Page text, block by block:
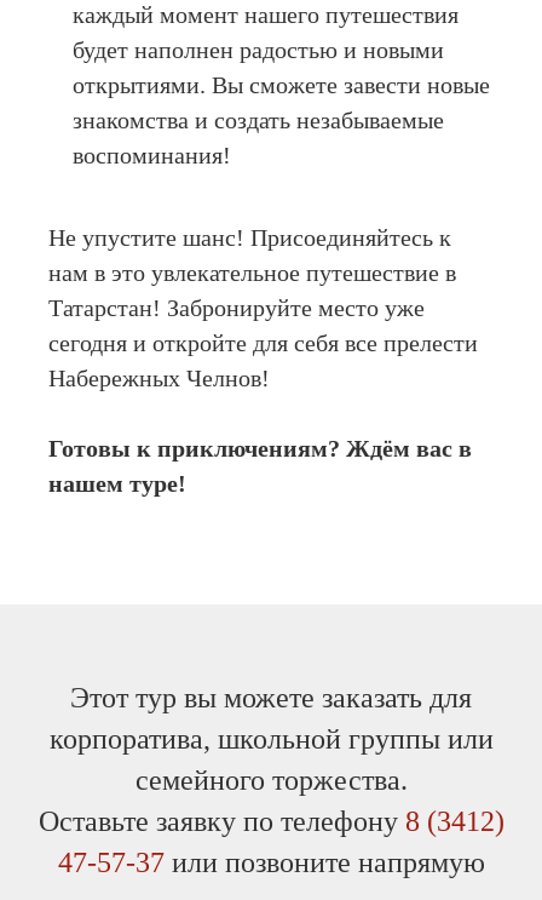
каждый момент нашего путешествия
будет наполнен радостью и новыми
открытиями. Вы сможете завести новые
знакомства и создать незабываемые
воспоминания!
Не упустите шанс! Присоединяйтесь к
нам в это увлекательное путешествие в
Татарстан! Забронируйте место уже
сегодня и откройте для себя все прелести
Набережных Челнов!
Готовы к приключениям? Ждём вас в
нашем туре!
Этот тур вы можете заказать для
корпоратива, школьной группы или
семейного торжества.
Оставьте заявку по телефону 8 (3412)
47-57-37или позвоните напрямую